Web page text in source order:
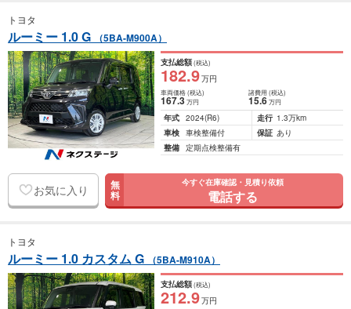
トヨタ
ルーミー 1.0 G （5BA-M900A）
支払総額(税込)
182.9万円
車両価格(税込)
167.3万円
諸費用 (税込)
15.6 万円
年式 2024(R6) 走行 1.3万km
車検 車検整備付 保証 あり
整備 定期点検整備有
お気に入り 無
料
今すぐ在庫確認・見積り依頼
電話する
トヨタ
ルーミー 1.0 カスタム G （5BA-M910A）
支払総額(税込)
212.9万円